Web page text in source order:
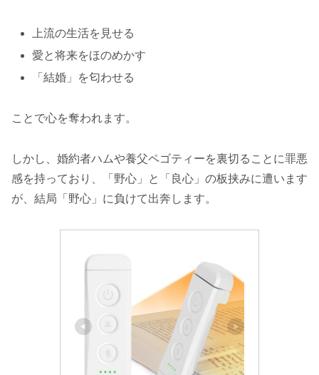
上流の生活を見せる
愛と将来をほのめかす
「結婚」を匂わせる
ことで心を奪われます。
しかし、婚約者ハムや養父ペゴティーを裏切ることに罪悪
感を持っており、「野心」と「良心」の板挟みに遭います
が、結局「野心」に負けて出奔します。